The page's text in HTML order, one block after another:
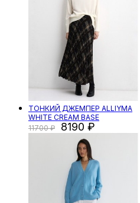
ТОНКИЙ ДЖЕМПЕР ALLIYMA
WHITE CREAM BASE
11700
8190